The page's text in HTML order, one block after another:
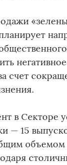
счет
в Секторе
— 15
объемом